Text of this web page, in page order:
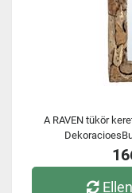
A RAVEN tükör